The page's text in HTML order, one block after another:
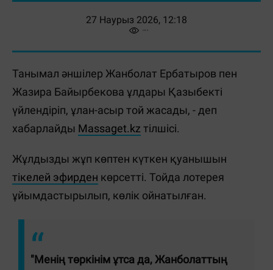
27 Наурыз 2026, 12:18
Танымал әншілер Жанболат Ербатыров пен
Жазира Байырбекова ұлдары Қазыбекті
үйлендіріп, ұлан-асыр той жасады, - деп
хабарлайды Massaget.kz тілшісі.
Жұлдызды жұп көптен күткен қуанышын
тікелей эфирден көрсетті. Тойда лотерея
ұйымдастырылып, көлік ойнатылған.
"Менің төркінім ұтса да, Жанболаттың